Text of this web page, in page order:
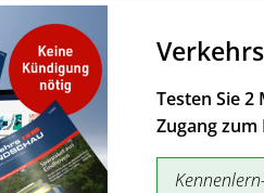
Testen Sie
Zugang